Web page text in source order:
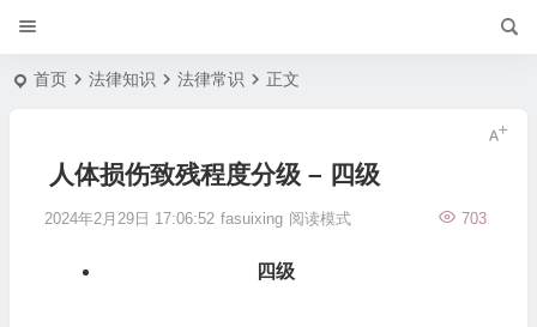
首页 法律知识 法律常识 正文
人体损伤致残程度分级 – 四级
2024年2月29日 17:06:52 fasuixing 703
阅读模式
四级